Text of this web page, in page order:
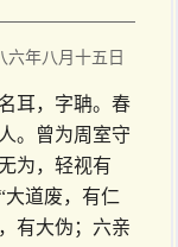
年八月十五日
耳，字聃。春
。曾为周室守
为，轻视有
大道废，有仁
有大伪；六亲